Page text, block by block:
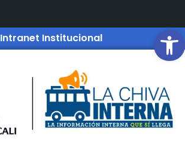
Intranet Institucional